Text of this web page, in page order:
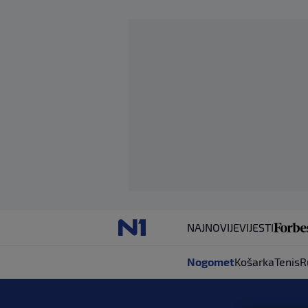
NAJNOVIJEVIJESTI
NogometKošarkaTenis